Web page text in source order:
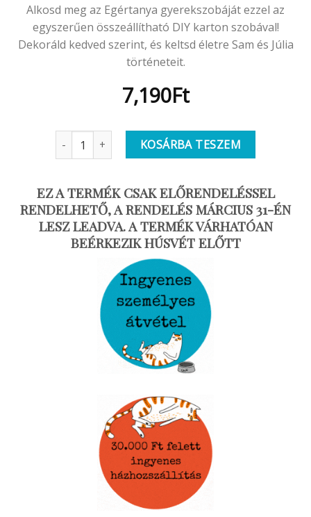
Alkosd meg az Egértanya gyerekszobáját ezzel az
egyszerűen összeállítható DIY karton szobával!
Dekoráld kedved szerint, és keltsd életre Sam és Júlia
történeteit.
7,190Ft
Egértanya | DIY Karton Gyerekszoba | Babaház
KOSÁRBA TESZEM
EZ A TERMÉK CSAK ELŐRENDELÉSSEL
RENDELHETŐ, A RENDELÉS MÁRCIUS 31-ÉN
LESZ LEADVA. A TERMÉK VÁRHATÓAN
BEÉRKEZIK HÚSVÉT ELŐTT